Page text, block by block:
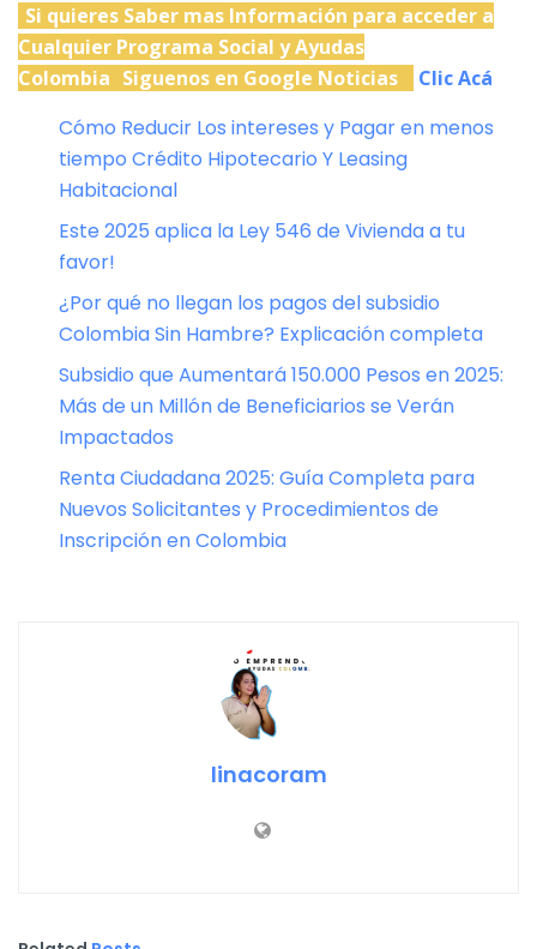
Si quieres Saber mas Información para acceder a
Cualquier Programa Social y Ayudas
Colombia Siguenos en Google Noticias Clic Acá
Cómo Reducir Los intereses y Pagar en menos
tiempo Crédito Hipotecario Y Leasing
Habitacional
Este 2025 aplica la Ley 546 de Vivienda a tu
favor!
¿Por qué no llegan los pagos del subsidio
Colombia Sin Hambre? Explicación completa
Subsidio que Aumentará 150.000 Pesos en 2025:
Más de un Millón de Beneficiarios se Verán
Impactados
Renta Ciudadana 2025: Guía Completa para
Nuevos Solicitantes y Procedimientos de
Inscripción en Colombia
linacoram